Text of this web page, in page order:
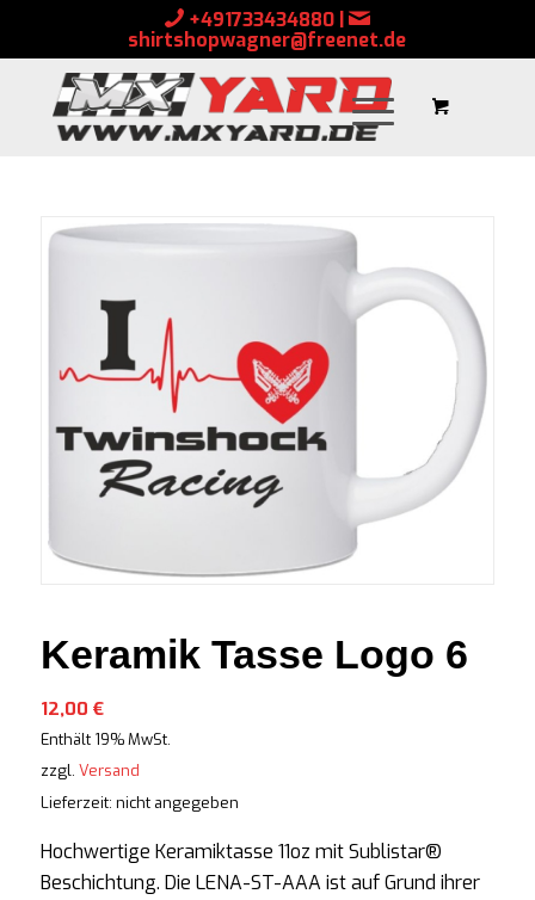
+491733434880|
shirtshopwagner@freenet.de
Keramik Tasse Logo 6
12,00 €
Enthält 19% MwSt.
zzgl. Versand
Lieferzeit: nicht angegeben
Hochwertige Keramiktasse 11oz mit Sublistar®
Beschichtung. Die LENA-ST-AAA ist auf Grund ihrer